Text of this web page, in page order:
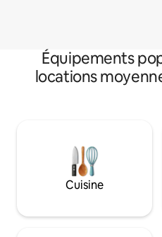
Équipements
locations
Cuisine